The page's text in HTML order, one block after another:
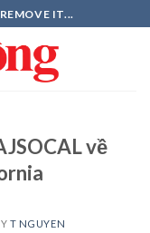
IT...
về
T NGUYEN